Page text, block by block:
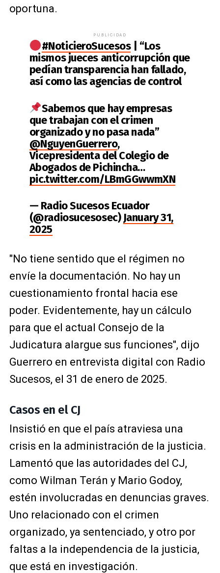
oportuna.
PUBLICIDAD
#NoticieroSucesos| “Los
mismos jueces anticorrupción que
pedían transparencia han fallado,
así como las agencias de control
Sabemos que hay empresas
que trabajan con el crimen
organizado y no pasa nada”
@NguyenGuerrero,
Vicepresidenta del Colegio de
Abogados de Pichincha…
pic.twitter.com/LBmGGwwmXN
— Radio Sucesos Ecuador
(@radiosucesosec)January 31,
2025
"No tiene sentido que el régimen no
envíe la documentación. No hay un
cuestionamiento frontal hacia ese
poder. Evidentemente, hay un cálculo
para que el actual Consejo de la
Judicatura alargue sus funciones", dijo
Guerrero en entrevista digital con Radio
Sucesos, el 31 de enero de 2025.
Casos en el CJ
Insistió en que el país atraviesa una
crisis en la administración de la justicia.
Lamentó que las autoridades del CJ,
como Wilman Terán y Mario Godoy,
estén involucradas en denuncias graves.
Uno relacionado con el crimen
organizado, ya sentenciado, y otro por
faltas a la independencia de la justicia,
que está en investigación.